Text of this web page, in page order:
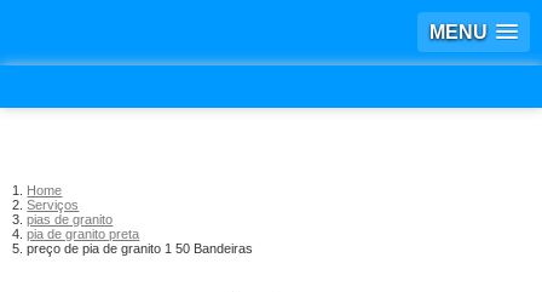
MENU
Home
Serviços
pias de granito
pia de granito preta
preço de pia de granito 1 50 Bandeiras